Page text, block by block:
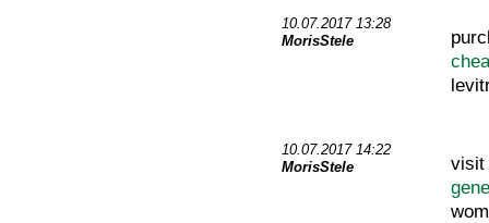
10.07.2017 13:28
MorisStele
10.07.2017 14:22
MorisStele
visit